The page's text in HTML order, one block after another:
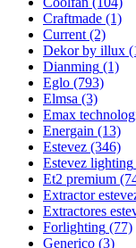
Craftmade (1)
Current (2)
Dekor by illux
Dianming (1)
Eglo (793)
Elmsa (3)
Emax
Energain (13)
Estevez (346)
Estevez lighting
Et2 premium
Extractor
Extractores
Forlighting (77)
Generico (3)